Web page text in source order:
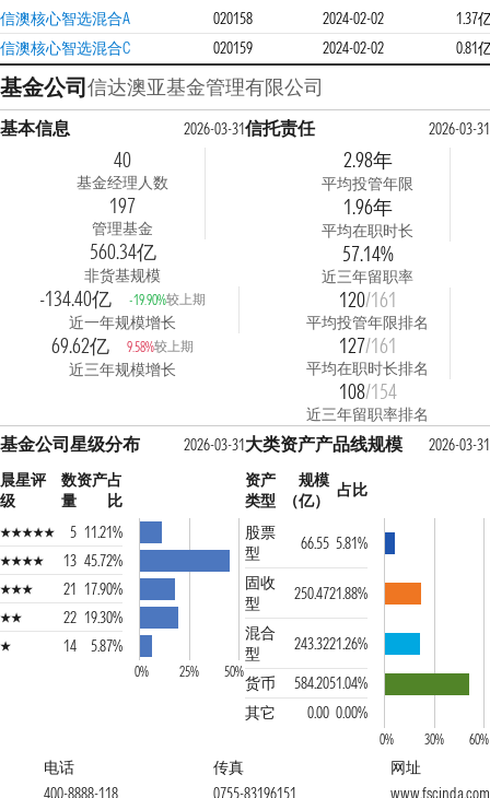
信澳核心智选混合A
020158 2024-02-02
1.37
信澳核心智选混合C
020159 2024-02-02 0.81
基金公司信达澳亚基金管理有限公司
基本信息 2026-03-31
40
基金经理人数
197
管理基金
560.34亿
非货基规模
-134.40亿 -19.90%较上期
近一年规模增长
69.62亿 9.58%较上期
近三年规模增长
信托责任 2026-03-31
2.98年
平均投管年限
1.96年
平均在职时长
57.14%
近三年留职率
120/161
平均投管年限排名
127/161
平均在职时长排名
108/154
近三年留职率排名
基金公司星级分布
2026-03-31
晨星评
级
数
量
资产占
比
5 11.21%
13 45.72%
21 17.90%
22 19.30%
14
5.87%
0% 25% 50%
大类资产产品线规模
2026-03-31
资产
类型
规模
（亿）
占比
股票
型
66.55 5.81%
固收
型
250.4721.88%
混合
型
243.3221.26%
货币
584.2051.04%
其它
0.00 0.00%
0% 30% 60%
电话
400-8888-118
传真
0755-83196151
网址
www.fscinda.com